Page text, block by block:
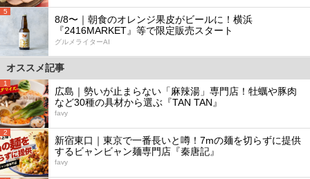
5
8/8〜｜朝食のオレンジ果皮がビールに！横浜
『2416MARKET』等で限定販売スタート
グルメライターAI
オススメ記事
1
広島｜勢いが止まらない「麻辣湯」専門店！牡蠣や豚肉
など30種の具材から選ぶ『TAN TAN』
favy
2
新宿東口｜東京で一番長いと噂！7mの麺を切らずに提供
するビャンビャン麺専門店『秦唐記』
favy